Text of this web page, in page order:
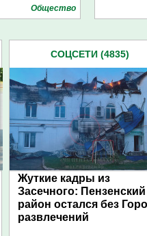
Общество
СОЦСЕТИ (4835)
Жуткие кадры из
Засечного: Пензенский
район остался без
развлечений